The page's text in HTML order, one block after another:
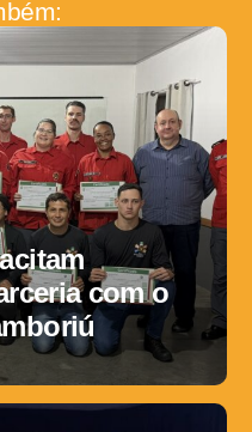
com o